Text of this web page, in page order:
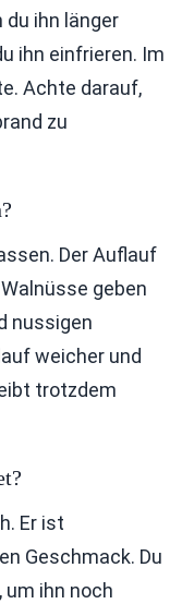
ihn länger
ihn einfrieren. Im
Achte darauf,
zu
Der Auflauf
geben
nussigen
weicher und
trotzdem
Er ist
Geschmack. Du
ihn noch